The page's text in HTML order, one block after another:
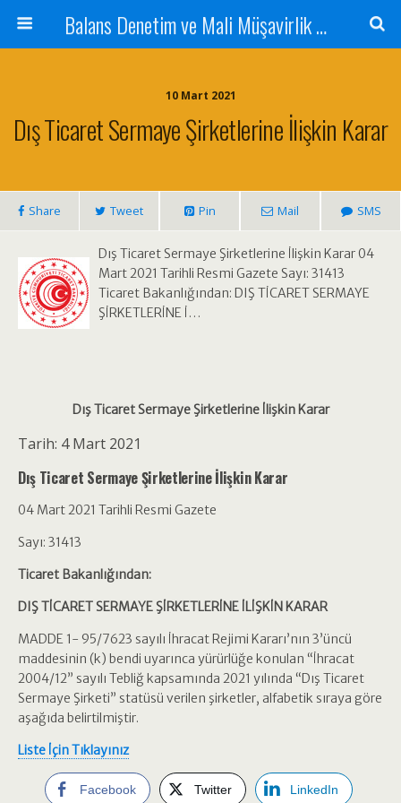
Balans Denetim ve Mali Müşavirlik Hizmetleri
10 Mart 2021
Dış Ticaret Sermaye Şirketlerine İlişkin Karar
Share Tweet Pin Mail SMS
Dış Ticaret Sermaye Şirketlerine İlişkin Karar 04
Mart 2021 Tarihli Resmi Gazete Sayı: 31413
Ticaret Bakanlığından: DIŞ TİCARET SERMAYE
ŞİRKETLERİNE İ…
Dış Ticaret Sermaye Şirketlerine İlişkin Karar
Tarih: 4 Mart 2021
Dış Ticaret Sermaye Şirketlerine İlişkin Karar
04 Mart 2021 Tarihli Resmi Gazete
Sayı: 31413
Ticaret Bakanlığından:
DIŞ TİCARET SERMAYE ŞİRKETLERİNE İLİŞKİN KARAR
MADDE 1- 95/7623 sayılı İhracat Rejimi Kararı’nın 3’üncü
maddesinin (k) bendi uyarınca yürürlüğe konulan “İhracat
2004/12” sayılı Tebliğ kapsamında 2021 yılında “Dış Ticaret
Sermaye Şirketi” statüsü verilen şirketler, alfabetik sıraya göre
aşağıda belirtilmiştir.
Liste İçin Tıklayınız
Facebook Twitter LinkedIn